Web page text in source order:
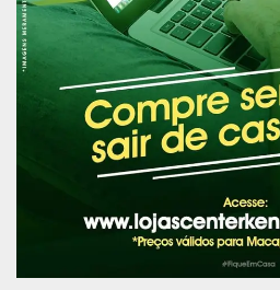
(PSB) – Procuradora
Frente Parlamentar;
(PPL) – membro da Frente
federal Aline Gurgel ?
Procuradoria da Mulher da
Elayne Cantuária – vice-
dos Magistrados do Brasil
– presidente da AMB;
– Promotoria de Defesa da